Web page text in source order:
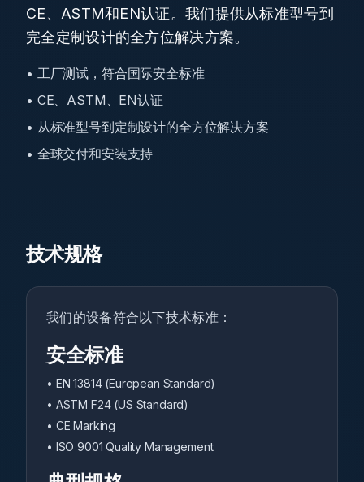
CE、ASTM和EN认证。我们提供从标准型号到
完全定制设计的全方位解决方案。
• 工厂测试，符合国际安全标准
• CE、ASTM、EN认证
• 从标准型号到定制设计的全方位解决方案
• 全球交付和安装支持
技术规格
我们的设备符合以下技术标准：
安全标准
• EN 13814 (European Standard)
• ASTM F24 (US Standard)
• CE Marking
• ISO 9001 Quality Management